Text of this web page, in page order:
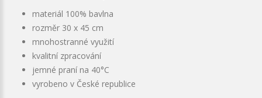
materiál 100% bavlna
rozměr 30 x 45 cm
mnohostranné využití
kvalitní zpracování
jemné praní na 40°C
vyrobeno v České republice